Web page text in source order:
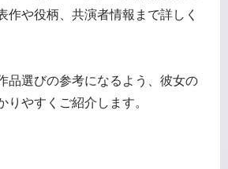
作や役柄、共演者情報まで詳しく
品選びの参考になるよう、彼女の
りやすくご紹介します。